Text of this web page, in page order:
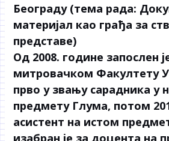
Београду (тема рада:
материјал као грађа за
представе)
Од 2008. године запослен
митровачком Факултету
прво у звању сарадника у
предмету Глума, потом
асистент на истом
изабран је за доцента на